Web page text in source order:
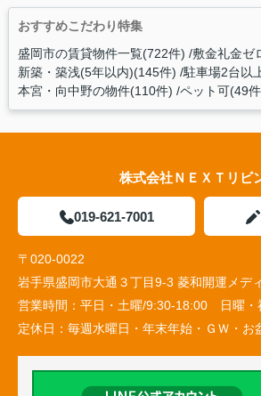
おすすめこだわり特集
盛岡市の賃貸物件一覧(722件) 敷金礼金ゼ
新築・築浅(5年以内)(145件) 駐車場2台以
本宮・向中野の物件(110件) ペット可(49
株式会社ＮＥＸＴリビ
019-621-7001
〒020-0022
岩手県盛岡市大通３丁目9-3 菱和開運メデ
営業時間： 平日・土曜/9:30-18:00 日曜・
定休日： 毎週水曜日・年末年始・ＧＷ・お